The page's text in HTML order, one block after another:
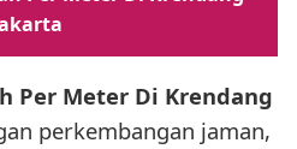
Per Meter Di Krendang
perkembangan jaman,